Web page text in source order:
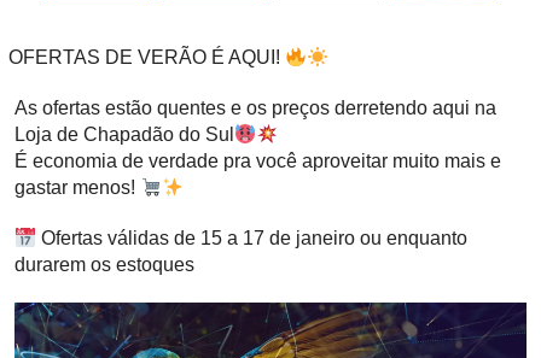
OFERTAS DE VERÃO É AQUI!
As ofertas estão quentes e os preços derretendo aqui na
Loja de Chapadão do Sul
É economia de verdade pra você aproveitar muito mais e
gastar menos!
Ofertas válidas de 15 a 17 de janeiro ou enquanto
durarem os estoques